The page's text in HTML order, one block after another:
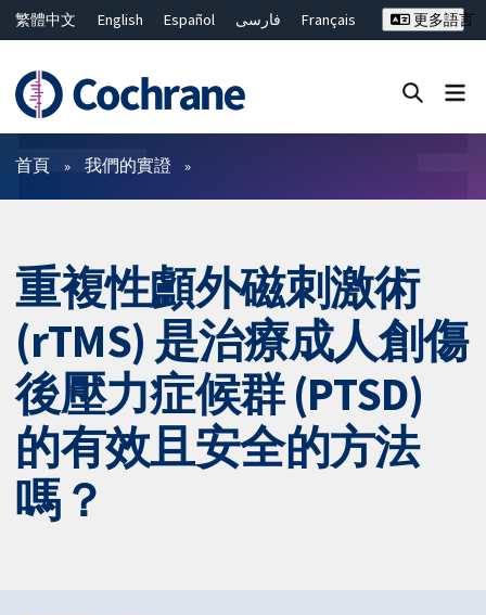
繁體中文 English Español فارسی
Français
ไทย
简体中文
更多語言
篩選條件
首頁 我們的實證
重複性顱外磁刺激術
(rTMS) 是治療成人創傷
後壓力症候群 (PTSD)
的有效且安全的方法
嗎？